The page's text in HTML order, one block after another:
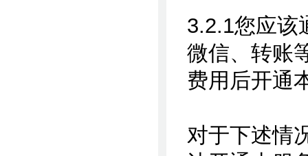
3.2.1您应该
微信、转账
费用后开通
对于下述情